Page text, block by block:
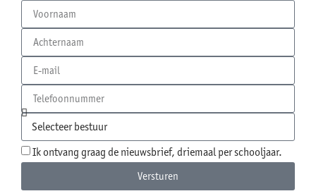
Ik ontvang graag de nieuwsbrief, driemaal per schooljaar.
Versturen